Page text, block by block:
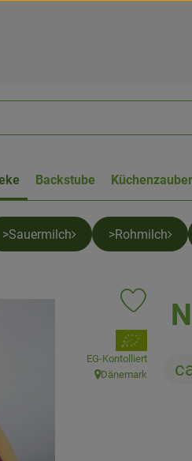
Backstube Küchenzauber
>Sauermilch >Rohmilch
Produkt
, Verband:
EG-Kontolliert
, Herkunft:
Dänemark